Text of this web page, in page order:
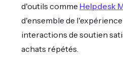
d'outils comme Helpdesk
d'ensemble de
interactions de soutien
achats répétés.